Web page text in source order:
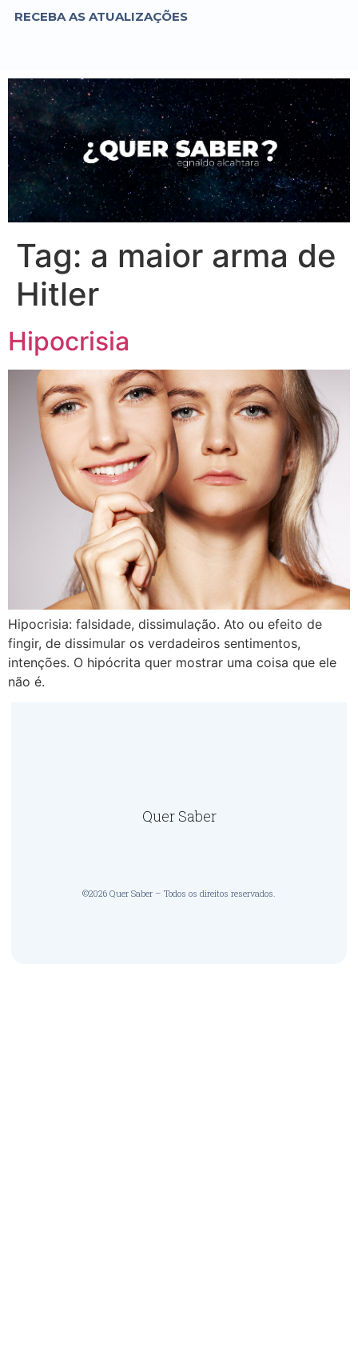
RECEBA AS ATUALIZAÇÕES
Tag: a maior arma de
Hitler
Hipocrisia
Hipocrisia: falsidade, dissimulação. Ato ou efeito de
fingir, de dissimular os verdadeiros sentimentos,
intenções. O hipócrita quer mostrar uma coisa que ele
não é.
Quer Saber
©2026 Quer Saber – Todos os direitos reservados.